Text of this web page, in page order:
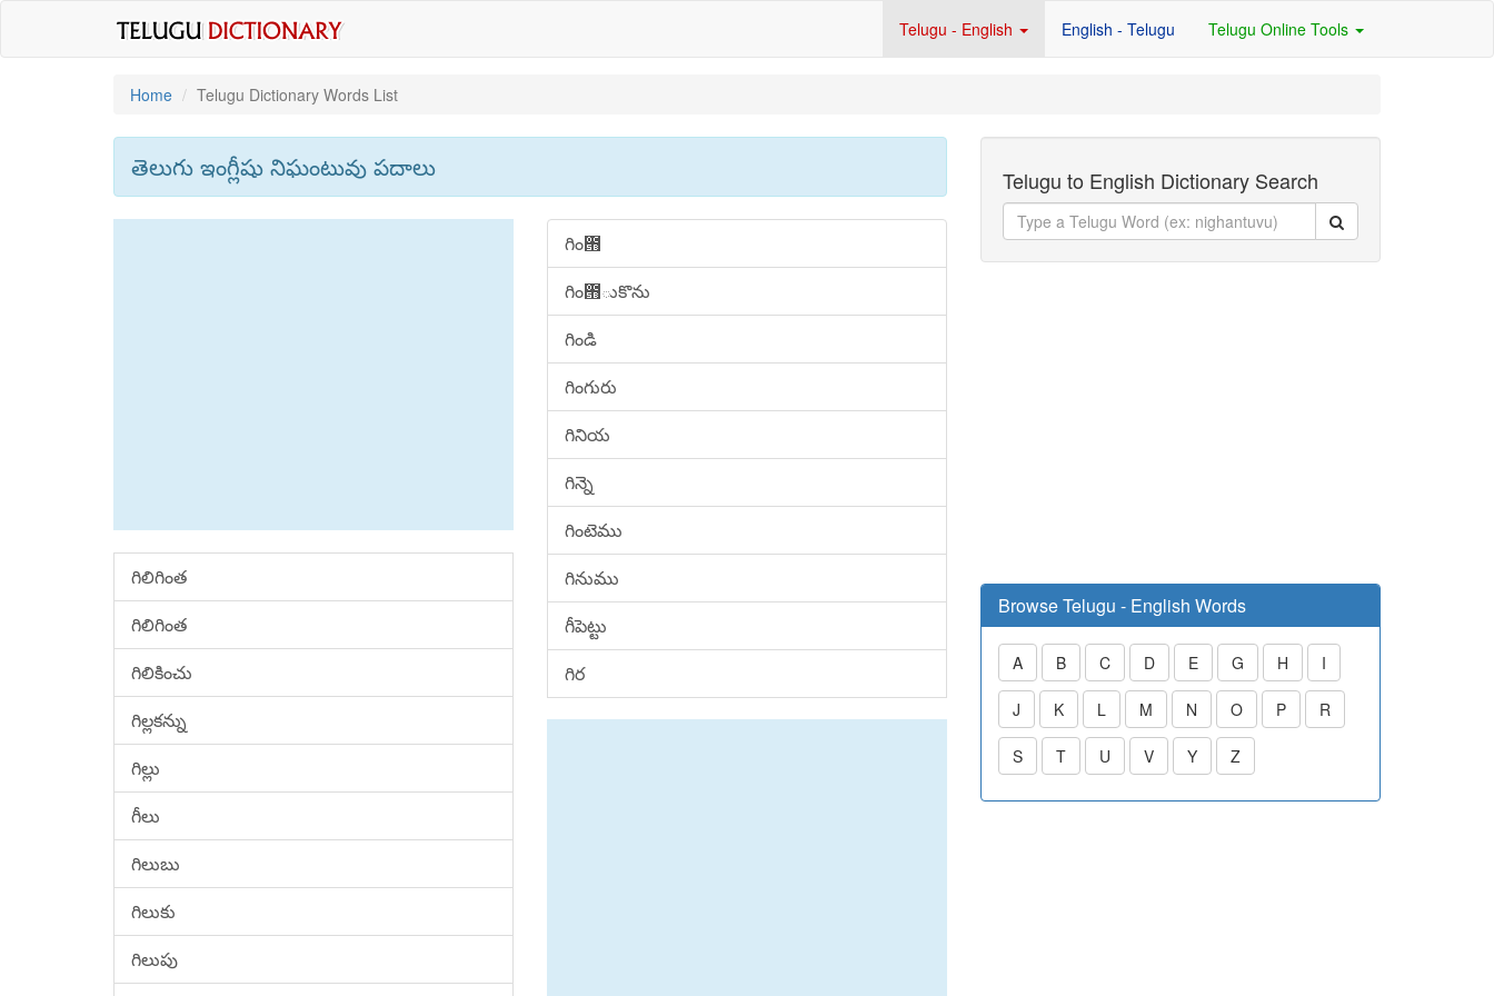
Telugu - English English - Telugu Telugu Online Tools
Home Telugu Dictionary Words List
తెలుగు ఇంగ్లీషు నిఘంటువు పదాలు
గిలిగింత
గిలిగింత
గిలికించు
గిల్లకన్ను
గిల్లు
గీలు
గిలుబు
గిలుకు
గిలుపు
గిం౛
గిం౛ుకొను
గిండి
గింగురు
గినియ
గిన్నె
గింటెము
గినుము
గీపెట్టు
గిర
Telugu to English Dictionary Search
Browse Telugu - English Words
A B C D E G H I
J K L M N O P R
S T U V Y Z